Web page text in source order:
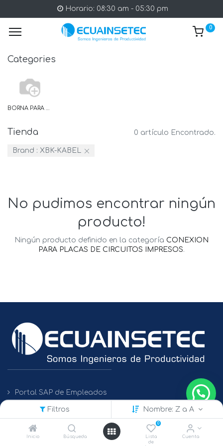
Filtros Nombre: Z a A
Inicio Búsqueda
0
Lista
de
Cuenta
Horario: 08:30 am - 05:30 pm
0
Categories
BORNA PARA PLACAS
Tienda 0 artículo Encontrado.
Brand : XBK-KABEL
No pudimos encontrar ningún
producto!
Ningún producto definido en la categoría CONEXION
PARA PLACAS DE CIRCUITOS IMPRESOS.
Portal SAP de Empleados
Políticas de Protección de Datos